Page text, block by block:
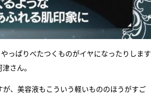
っぱりべたつくものがイヤになったりします
さん。
、美容液もこういう軽いもののほうがすご